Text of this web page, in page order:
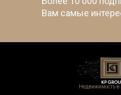
Вам самые
Недвижимость